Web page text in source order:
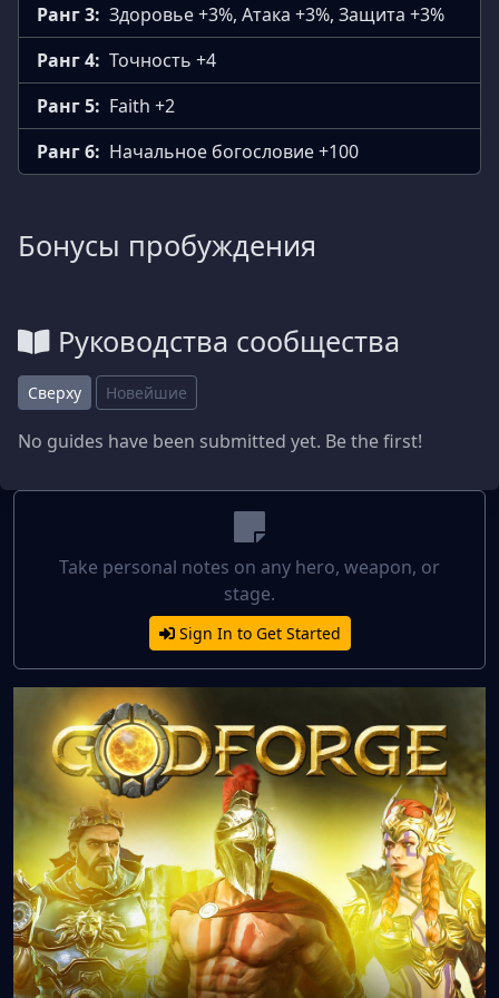
Ранг 3: Здоровье +3%, Атака +3%, Защита +3%
Ранг 4: Точность +4
Ранг 5: Faith +2
Ранг 6: Начальное богословие +100
Бонусы пробуждения
Руководства сообщества
Сверху Новейшие
No guides have been submitted yet. Be the first!
Take personal notes on any hero, weapon, or
stage.
Sign In to Get Started